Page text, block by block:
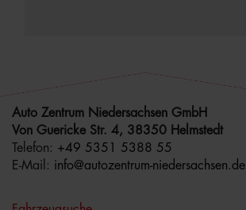
Auto Zentrum Niedersachsen GmbH
Von Guericke Str. 4, 38350 Helmstedt
Telefon: +49 5351 5388 55
E-Mail: info@autozentrum-niedersachsen.de